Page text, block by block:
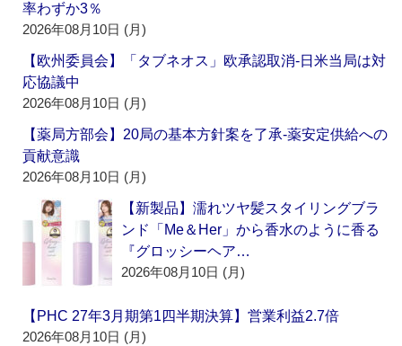
率わずか3％
2026年08月10日 (月)
【欧州委員会】「タブネオス」欧承認取消‐日米当局は対
応協議中
2026年08月10日 (月)
【薬局方部会】20局の基本方針案を了承‐薬安定供給への
貢献意識
2026年08月10日 (月)
【新製品】濡れツヤ髪スタイリングブラ
ンド「Me＆Her」から香水のように香る
『グロッシーヘア…
2026年08月10日 (月)
【PHC 27年3月期第1四半期決算】営業利益2.7倍
2026年08月10日 (月)